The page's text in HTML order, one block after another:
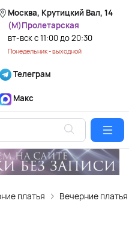
Москва, Крутицкий Вал, 14
(М)Пролетарская
вт-вск с 11:00 до 20:30
Понедельник - выходной
Телеграм
Макс
платья Вечерние